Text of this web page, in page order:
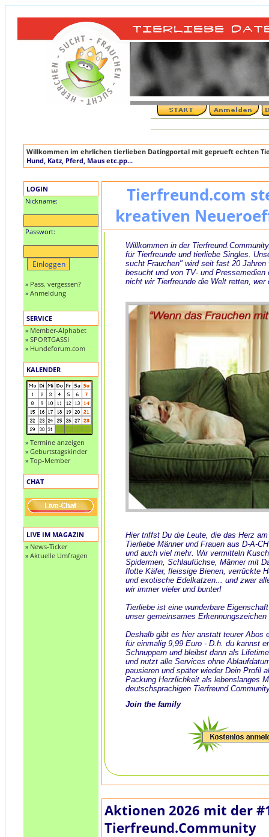
Willkommen im ehrlichen tierlieben Datingportal mit geprueft echten
Hund, Katz, Pferd, Maus etc.pp...
LOGIN
Nickname:
Passwort:
» Pass. vergessen?
» Anmeldung
SERVICE
» Member-Alphabet
» SPORTGASSI
» Hundeforum.com
KALENDER
» Termine anzeigen
» Geburtstagskinder
» Top-Member
CHAT
LIVE IM MAGAZIN
» News-Ticker
» Aktuelle Umfragen
Tierfreund.com
kreativen
Willkommen in der
für Tierfreunde und tierliebe Singles.
sucht Frauchen" wird seit fast 20 Jahren
besucht und von TV- und Pressemedien
nicht wir Tierfreunde die Welt retten, wer
Hier triffst Du die Leute, die das Herz
Tierliebe Männer und Frauen aus D-A-
und auch viel mehr. Wir vermitteln
Spidermen, Schlaufüchse, Männer mit
flotte Käfer, fleissige Bienen, verrückte
und exotische Edelkatzen... und zwar
wir immer vieler und bunter!
Tierliebe ist eine wunderbare
unser gemeinsames
Deshalb gibt es hier anstatt teurer Abos
für einmalig 9,99 Euro - D.h. du kannst
Schnuppern und bleibst dann als
und nutzt alle Services ohne
pausieren und später wieder Dein Profil
Packung Herzlichkeit als lebenslanges
deutschsprachigen
Join the family
Aktionen 2026 mit der
Tierfreund.Community